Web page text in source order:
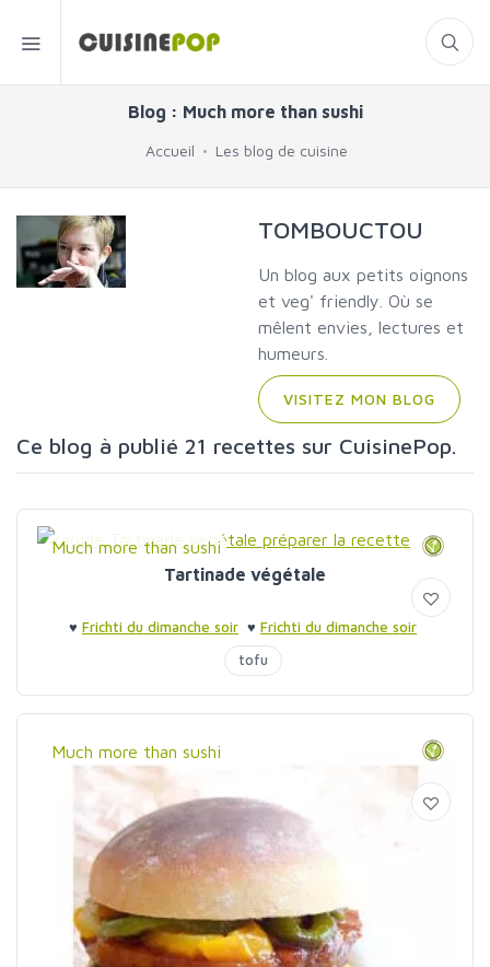
Blog : Much more than sushi
Accueil Les blog de cuisine
TOMBOUCTOU
Un blog aux petits oignons
et veg' friendly. Où se
mêlent envies, lectures et
humeurs.
VISITEZ MON BLOG
Ce blog à publié 21 recettes sur CuisinePop.
Much more than sushi
Tartinade végétale
♥ Frichti du dimanche soir ♥ Frichti du dimanche soir
tofu
Much more than sushi